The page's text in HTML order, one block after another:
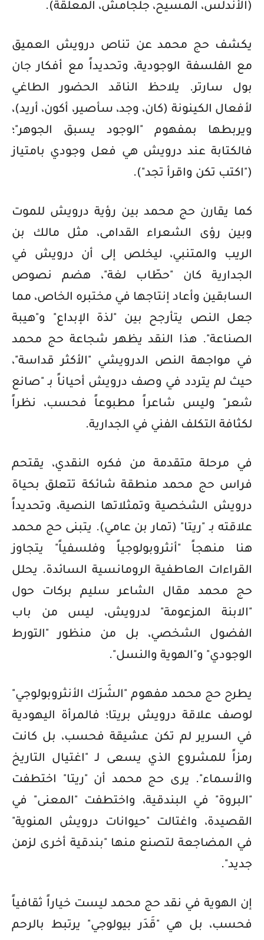
(الأندلس، المسيح، جلجامش، المعلقة).
يكشف حج محمد عن تناص درويش العميق
مع الفلسفة الوجودية، وتحديداً مع أفكار جان
بول سارتر. يلاحظ الناقد الحضور الطاغي
لأفعال الكينونة (كان، وجد، سأصير، أكون، أريد)،
ويربطها بمفهوم "الوجود يسبق الجوهر"؛
فالكتابة عند درويش هي فعل وجودي بامتياز
("اكتب تكن واقرأ تجد").
كما يقارن حج محمد بين رؤية درويش للموت
وبين رؤى الشعراء القدامى، مثل مالك بن
الريب والمتنبي، ليخلص إلى أن درويش في
الجدارية كان "حطّاب لغة"، هضم نصوص
السابقين وأعاد إنتاجها في مختبره الخاص، مما
جعل النص يتأرجح بين "لذة الإبداع" و"هيبة
الصناعة". هذا النقد يظهر شجاعة حج محمد
في مواجهة النص الدرويشي "الأكثر قداسة"،
حيث لم يتردد في وصف درويش أحياناً بـ "صانع
شعر" وليس شاعراً مطبوعاً فحسب، نظراً
لكثافة التكلف الفني في الجدارية.
في مرحلة متقدمة من فكره النقدي، يقتحم
فراس حج محمد منطقة شائكة تتعلق بحياة
درويش الشخصية وتمثلاتها النصية، وتحديداً
علاقته بـ "ريتا" (تمار بن عامي). يتبنى حج محمد
هنا منهجاً "أنثروبولوجياً وفلسفياً" يتجاوز
القراءات العاطفية الرومانسية السائدة. يحلل
حج محمد مقال الشاعر سليم بركات حول
"الابنة المزعومة" لدرويش، ليس من باب
الفضول الشخصي، بل من منظور "التورط
الوجودي" و"الهوية والنسل".
يطرح حج محمد مفهوم "الشَرَك الأنثروبولوجي"
لوصف علاقة درويش بريتا؛ فالمرأة اليهودية
في السرير لم تكن عشيقة فحسب، بل كانت
رمزاً للمشروع الذي يسعى لـ "اغتيال التاريخ
والأسماء". يرى حج محمد أن "ريتا" اختطفت
"البروة" في البندقية، واختطفت "المعنى" في
القصيدة، واغتالت "حيوانات درويش المنوية"
في المضاجعة لتصنع منها "بندقية أخرى لزمن
جديد".
إن الهوية في نقد حج محمد ليست خياراً ثقافياً
فحسب، بل هي "قَدَر بيولوجي" يرتبط بالرحم